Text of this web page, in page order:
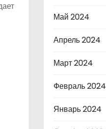
Май 2024
Апрель 2024
Март 2024
Февраль 2024
Январь 2024